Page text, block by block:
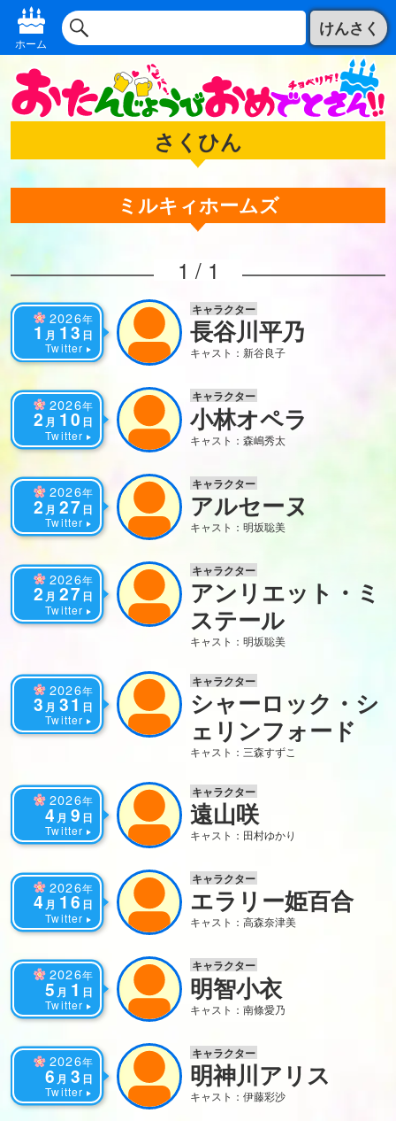
ホーム
けんさく
さくひん
ミルキィホームズ
1 / 1
2026年
1 月 13 日
Twitter
キャラクター
長谷川平乃
キャスト：新谷良子
2026年
2 月 10 日
Twitter
キャラクター
小林オペラ
キャスト：森嶋秀太
2026年
2月 27 日
Twitter
キャラクター
アルセーヌ
キャスト：明坂聡美
2026年
2 月 27 日
Twitter
キャラクター
アンリエット・ミ
ステール
キャスト：明坂聡美
2026年
3 月 31 日
Twitter
キャラクター
シャーロック・シ
ェリンフォード
キャスト：三森すずこ
2026年
4 月 9 日
Twitter
キャラクター
遠山咲
キャスト：田村ゆかり
2026年
4 月 16 日
Twitter
キャラクター
エラリー姫百合
キャスト：高森奈津美
2026年
5 月 1 日
Twitter
キャラクター
明智小衣
キャスト：南條愛乃
2026年
6 月 3 日
Twitter
キャラクター
明神川アリス
キャスト：伊藤彩沙